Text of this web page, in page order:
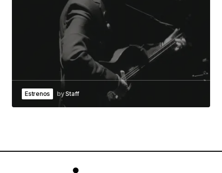
Estrenos byStaff